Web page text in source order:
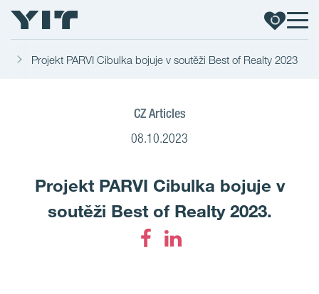
Projekt PARVI Cibulka bojuje v soutěži Best of Realty 2023
CZ Articles
08.10.2023
Projekt PARVI Cibulka bojuje v
soutěži Best of Realty 2023.